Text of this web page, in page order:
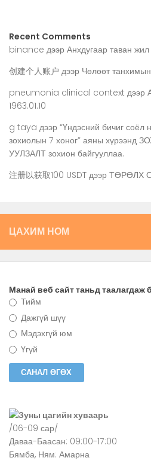
Recent Comments
binance дээр Анхдугаар таван жил
创建个人账户 дээр Чөлөөт
pneumonia clinical context дээр
1963.01.10
g taya дээр “Үндэсний бичиг соёл
зохиолын 7 хоног” аяны
УУЛЗАЛТ зохион байгууллаа.
注册以获取100 USDT дээр ТӨРӨЛХ
ЦАХИМ НОМ
Манай веб сайт таньд таалагдаж
Тийм
Дажгүй шүү
Мэдэхгүй юм
Үгүй
Зуны цагийн хуваарь
/06-09 сар/
Даваа-Баасан: 09:00-17:00
Бямба, Ням: Амарна